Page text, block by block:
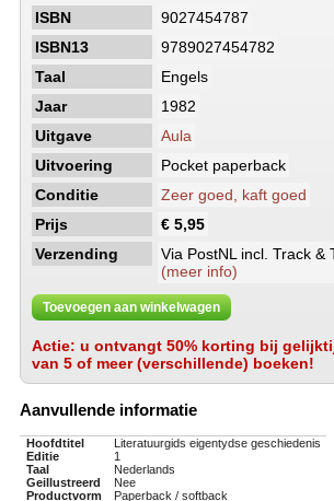
ISBN
9027454787
ISBN13
9789027454782
Taal
Engels
Jaar
1982
Uitgave
Aula
Uitvoering
Pocket paperback
Conditie
Zeer goed, kaft goed
Prijs
€ 5,95
Verzending
Via PostNL incl. Track &
(meer info)
Toevoegen aan winkelwagen
Actie: u ontvangt 50% korting bij
van 5 of meer (verschillende) boeken!
Aanvullende informatie
Hoofdtitel
Literatuurgids eigentydse geschiedenis
Editie
1
Taal
Nederlands
Geillustreerd
Nee
Productvorm
Paperback / softback